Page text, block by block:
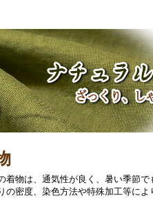
着物は、通気性が良く、暑い季節
の密度、染色方法や特殊加工等に